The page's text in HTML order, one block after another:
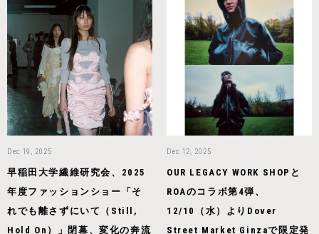
Dec 19, 2025
早稲田大学繊維研究会、2025
年度ファッションショー「そ
れでも離さずにいて（Still,
Hold On）」閉幕、変化の奔流
Dec 12, 2025
OUR LEGACY WORK SHOPと
ROAのコラボ第4弾、
12/10（水）よりDover
Street Market Ginzaで限定発